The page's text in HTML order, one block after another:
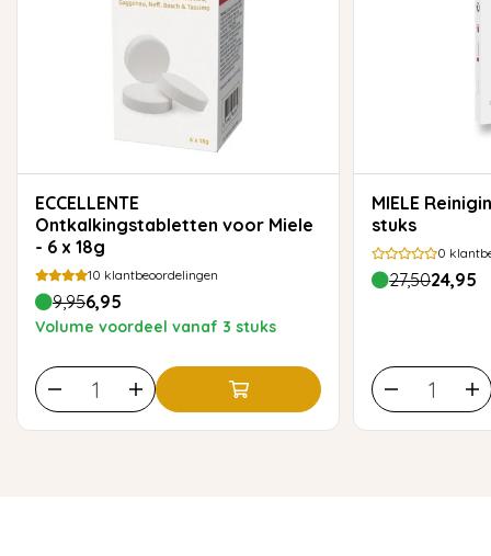
ECCELLENTE
Ontkalkingstabletten voor Miele
- 6 x 18g
10 klantbeoordelingen
9,956,95
Volume voordeel vanaf 3 stuks
MIELE Reinigingstabletten - 10
stuks
0
27,5024,95